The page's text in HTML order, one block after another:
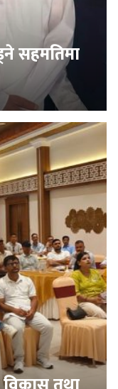
सहमतिमा